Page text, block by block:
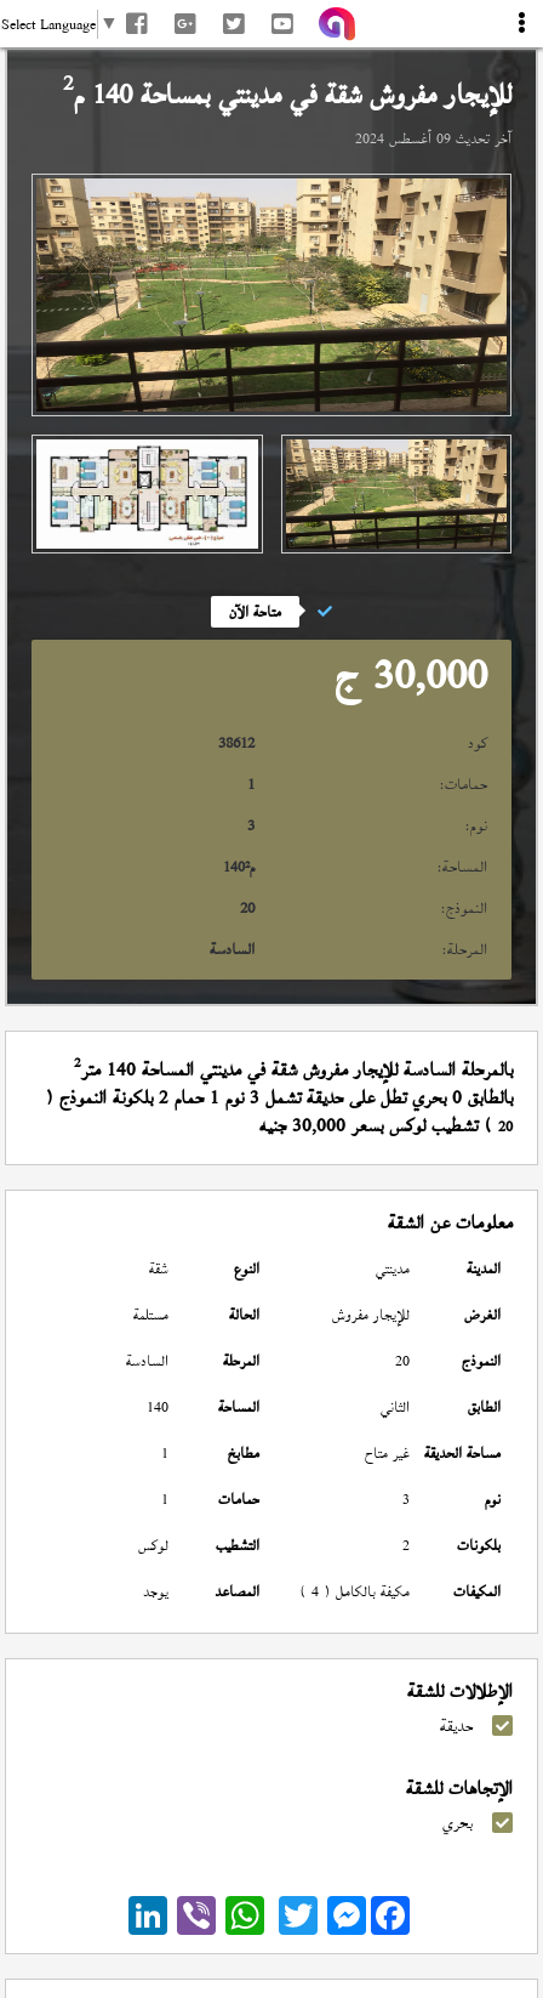
Select Language ▼
للإيجار مفروش شقة فيمدينتيبمساحة 140 م 2
آخر تحديث09 أغسطس 2024
متاحة الآن
30,000 ج
كود
38612
حمامات:
1
نوم:
3
المساحة:
140م²
النموذج:
20
المرحلة:
السادسة
بالمرحلة السادسة للإيجار مفروش شقة في مدينتي المساحة 140 متر 2
بالطابق 0 بحري تطل على حديقة تشمل 3 نوم 1 حمام 2 بلكونة النموذج (
20 ) تشطيب لوكس بسعر 30,000 جنيه
معلومات عن الشقة
المدينة مدينتي النوع
شقة
الغرض
للإيجار مفروش الحالة
مستلمة
النموذج
20 المرحلة
السادسة
الطابق
الثاني المساحة
140
مساحة الحديقة غير متاح مطابخ
1
نوم
3 حمامات
1
بلكونات
2 التشطيب
لوكس
المكيفات
مكيفة بالكامل ( 4 ) المصاعد يوجد
الإطلالات للشقة
حديقة
الإتجاهات للشقة
بحري
Messenger